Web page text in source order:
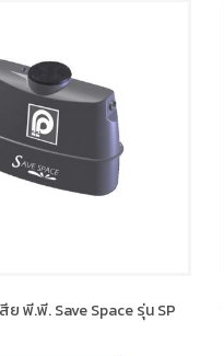
ย พี.พี. Save Space รุ่น SP